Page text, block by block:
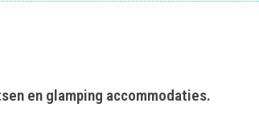
en glamping accommodaties.